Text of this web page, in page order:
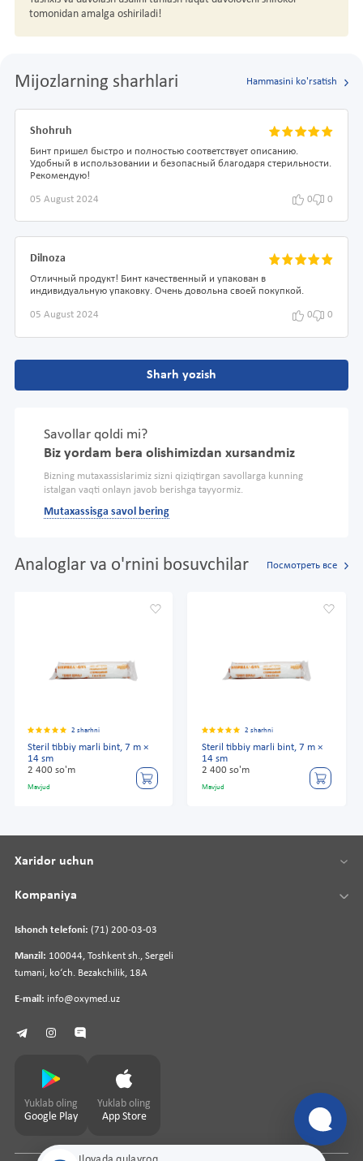
tomonidan amalga oshiriladi!
Mijozlarning sharhlari Hammasini ko'rsatish
Shohruh
Бинт пришел быстро и полностью соответствует описанию.
Удобный в использовании и безопасный благодаря стерильности.
Рекомендую!
05 August 2024 0 0
Dilnoza
Отличный продукт! Бинт качественный и упакован в
индивидуальную упаковку. Очень довольна своей покупкой.
05 August 2024 0 0
Sharh yozish
Savollar qoldi mi?
Biz yordam bera olishimizdan xursandmiz
Bizning mutaxassislarimiz sizni qiziqtirgan savollarga kunning
istalgan vaqti onlayn javob berishga tayyormiz.
Mutaxassisga savol bering
Analoglar va o'rnini bosuvchilar Посмотреть все
2 sharhni
Steril tibbiy marli bint, 7 m ×
14 sm
2 400 so'm
Mavjud
2 sharhni
Steril tibbiy marli bint, 7 m ×
14 sm
2 400 so'm
Mavjud
Ishonch telefoni: (71) 200-03-03
Manzil: 100044, Toshkent sh., Sergeli
tumani, koʻch. Bezakchilik, 18A
E-mail: info@oxymed.uz
Xaridor uchun
Kompaniya
Yuklab oling
Google Play
Yuklab oling
App Store